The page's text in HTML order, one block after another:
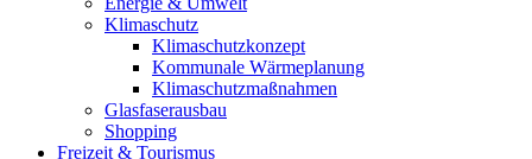
Klimaschutz
Klimaschutzkonzept
Kommunale Wärmeplanung
Klimaschutzmaßnahmen
Glasfaserausbau
Shopping
Freizeit & Tourismus